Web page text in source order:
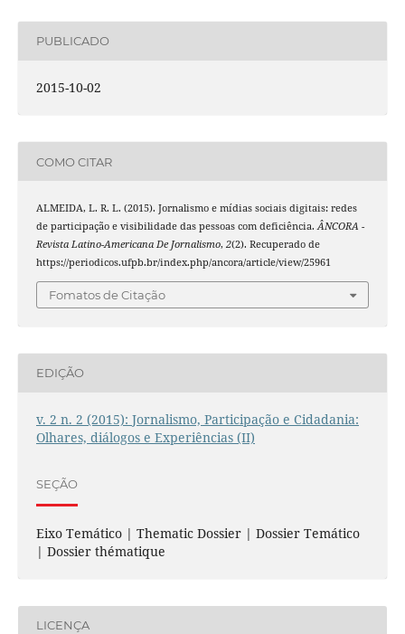
PUBLICADO
2015-10-02
COMO CITAR
ALMEIDA, L. R. L. (2015). Jornalismo e mídias sociais digitais: redes
de participação e visibilidade das pessoas com deficiência.ÂNCORA -
Revista Latino-Americana De Jornalismo, 2(2). Recuperado de
https://periodicos.ufpb.br/index.php/ancora/article/view/25961
Fomatos de Citação
EDIÇÃO
v. 2 n. 2 (2015): Jornalismo, Participação e Cidadania:
Olhares, diálogos e Experiências (II)
SEÇÃO
Eixo Temático | Thematic Dossier | Dossier Temático
| Dossier thématique
LICENÇA